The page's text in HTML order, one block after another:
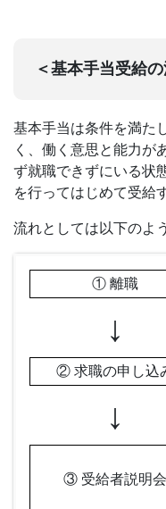
＜基本手当受給
基本手当は条件を満た
く、働く意思と能力が
ず就職できずにいる状
を行ってはじめて受給
流れとしては以下のよ
① 離職
↓
② 求職の申し込
↓
③ 受給者説明会